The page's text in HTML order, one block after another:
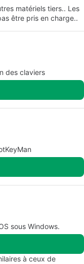
matériels tiers.. Les
être pris en charge..
des claviers
sous Windows.
à ceux de